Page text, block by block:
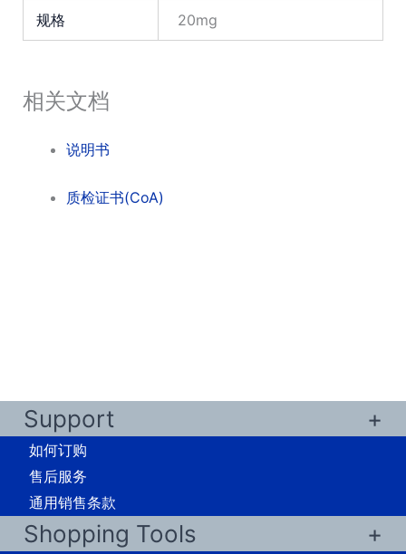
规格 20mg
相关文档
说明书
质检证书(CoA)
Support
如何订购
售后服务
通用销售条款
Shopping Tools